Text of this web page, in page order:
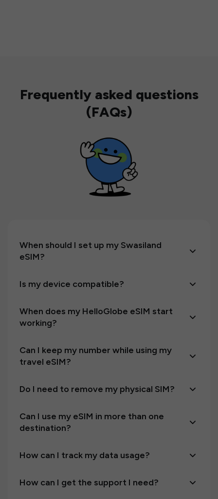
Frequently asked questions
(FAQs)
When should I set up my Swasiland
eSIM?
Is my device compatible?
When does my HelloGlobe eSIM start
working?
Can I keep my number while using my
travel eSIM?
Do I need to remove my physical SIM?
Can I use my eSIM in more than one
destination?
How can I track my data usage?
How can I get the support I need?